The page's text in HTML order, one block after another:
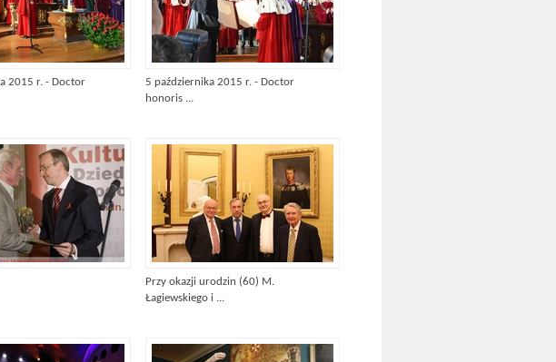
2015 r. - Doctor
5 października 2015 r. - Doctor
honoris ...
Przy okazji urodzin (60) M.
Łagiewskiego i ...